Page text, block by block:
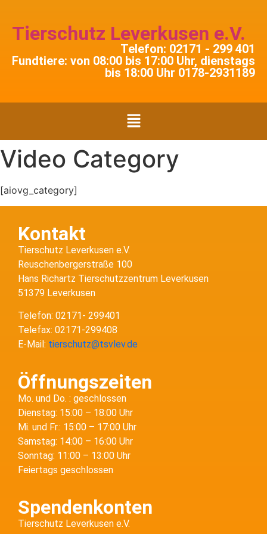
Tierschutz Leverkusen e.V.
Telefon: 02171 - 299 401
Fundtiere: von 08:00 bis 17:00 Uhr, dienstags
bis 18:00 Uhr 0178-2931189
Video Category
[aiovg_category]
Kontakt
Tierschutz Leverkusen e.V.
Reuschenbergerstraße 100
Hans Richartz Tierschutzzentrum Leverkusen
51379 Leverkusen
Telefon: 02171- 299401
Telefax: 02171-299408
E-Mail: tierschutz@tsvlev.de
Öffnungszeiten
Mo. und Do. : geschlossen
Dienstag: 15:00 – 18:00 Uhr
Mi. und Fr.: 15:00 – 17:00 Uhr
Samstag: 14:00 – 16:00 Uhr
Sonntag: 11:00 – 13:00 Uhr
Feiertags geschlossen
Spendenkonten
Tierschutz Leverkusen e.V.